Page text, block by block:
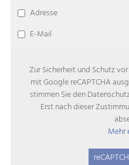
Adresse
E-Mail
Zur Sicherheit und Schutz
mit Google reCAPTCHA
stimmen Sie den
Erst nach dieser
Mehr